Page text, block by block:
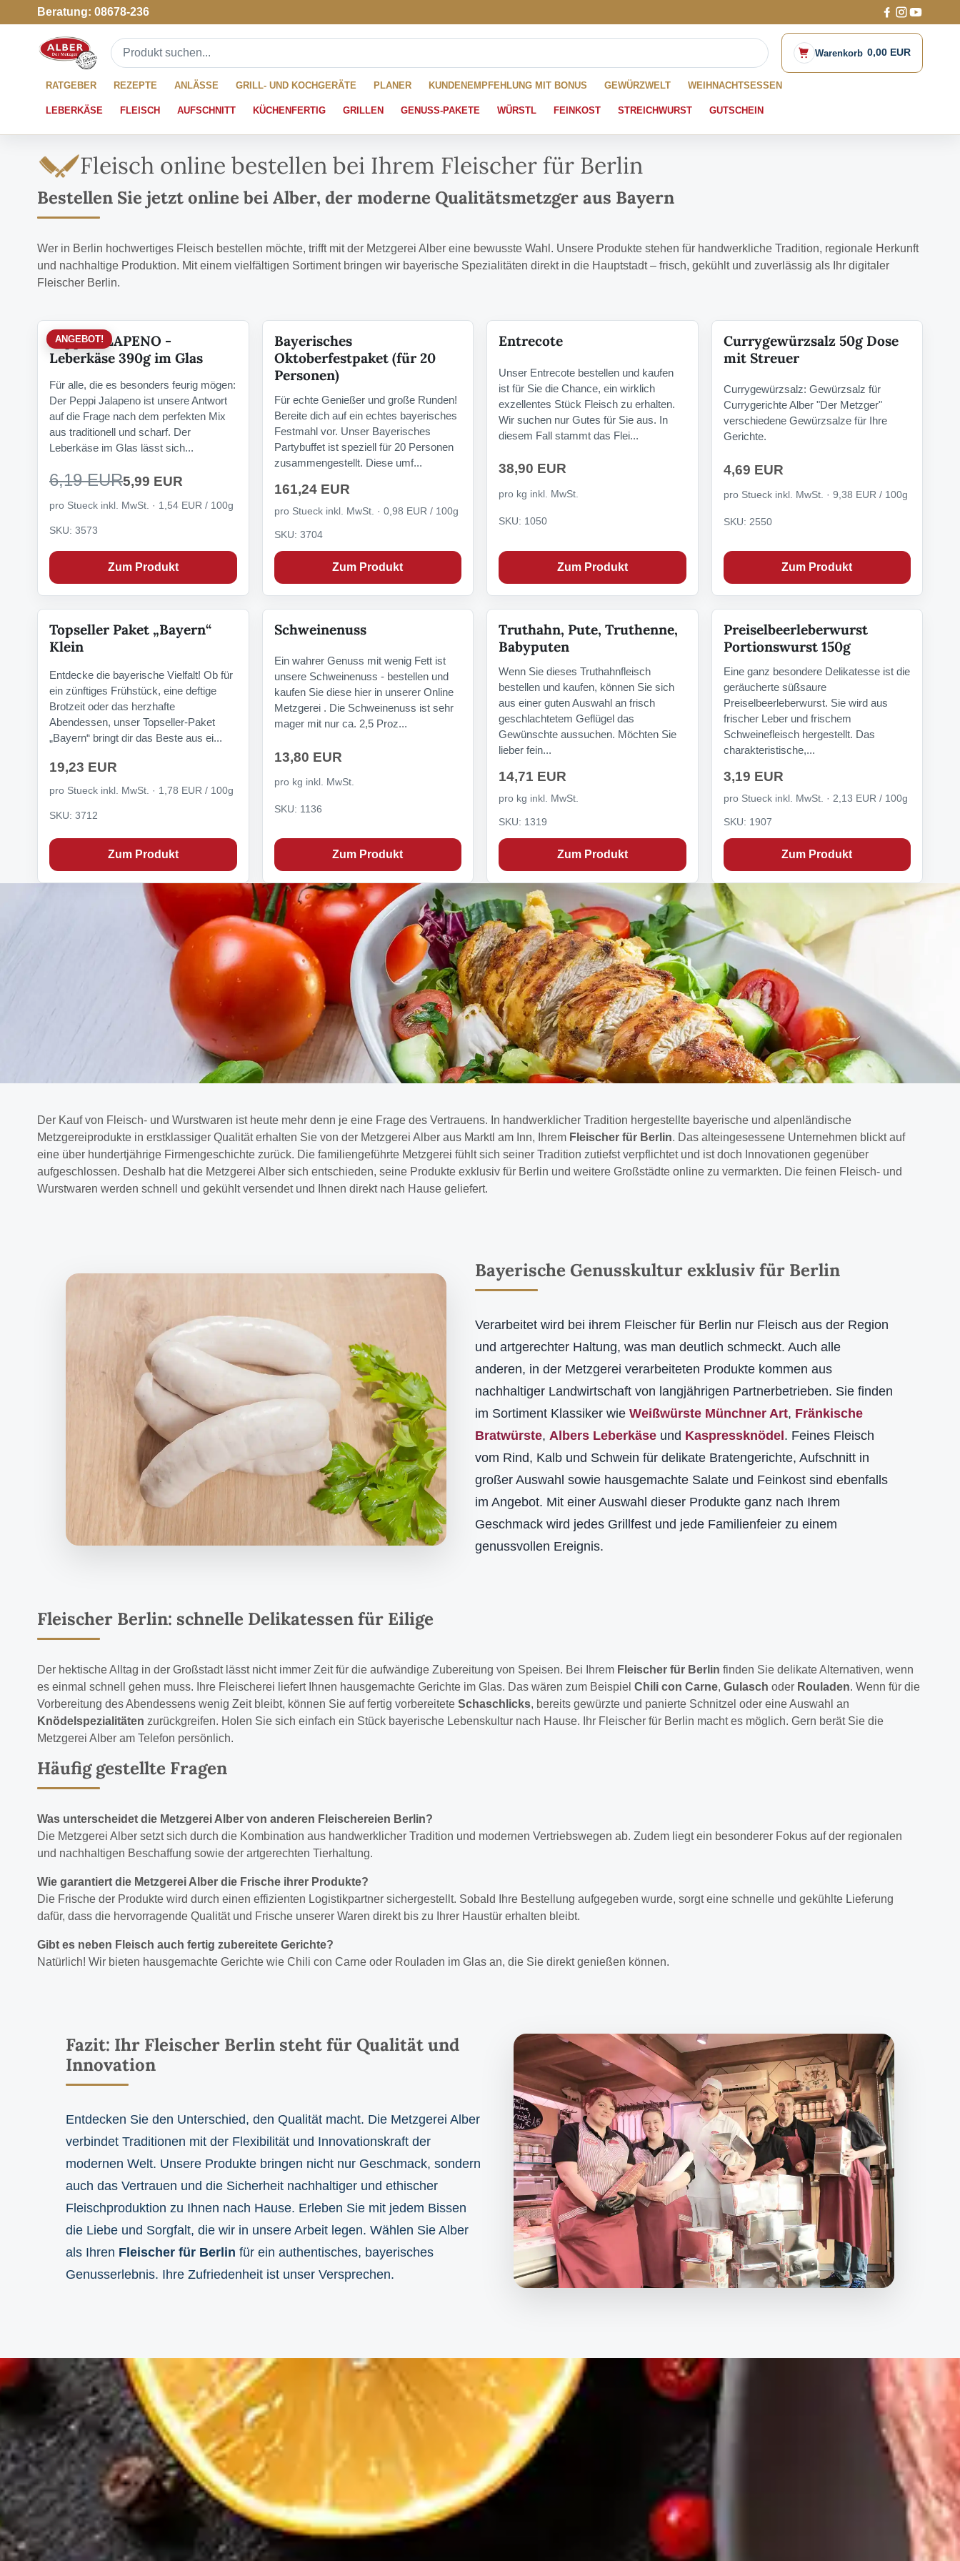
Beratung: 08678-236
Warenkorb 0,00 EUR
RATGEBER REZEPTE ANLÄSSE GRILL- UND KOCHGERÄTE PLANER KUNDENEMPFEHLUNG MIT BONUS GEWÜRZWELT WEIHNACHTSESSEN
LEBERKÄSE FLEISCH AUFSCHNITT KÜCHENFERTIG GRILLEN GENUSS-PAKETE WÜRSTL FEINKOST STREICHWURST GUTSCHEIN
Fleisch online bestellen bei Ihrem Fleischer für Berlin
Bestellen Sie jetzt online bei Alber, der moderne Qualitätsmetzger aus Bayern
Wer in Berlin hochwertiges Fleisch bestellen möchte, trifft mit der Metzgerei Alber eine bewusste Wahl. Unsere Produkte stehen für handwerkliche Tradition, regionale Herkunft
und nachhaltige Produktion. Mit einem vielfältigen Sortiment bringen wir bayerische Spezialitäten direkt in die Hauptstadt – frisch, gekühlt und zuverlässig als Ihr digitaler
Fleischer Berlin.
Peppi JALAPENO -
Leberkäse 390g im Glas
Für alle, die es besonders feurig mögen:
Der Peppi Jalapeno ist unsere Antwort
auf die Frage nach dem perfekten Mix
aus traditionell und scharf. Der
Leberkäse im Glas lässt sich...
ANGEBOT!
6,19 EUR5,99 EUR
pro Stueck inkl. MwSt. · 1,54 EUR / 100g
SKU: 3573
Zum Produkt
Bayerisches
Oktoberfestpaket (für 20
Personen)
Für echte Genießer und große Runden!
Bereite dich auf ein echtes bayerisches
Festmahl vor. Unser Bayerisches
Partybuffet ist speziell für 20 Personen
zusammengestellt. Diese umf...
161,24 EUR
pro Stueck inkl. MwSt. · 0,98 EUR / 100g
SKU: 3704
Zum Produkt
Entrecote
Unser Entrecote bestellen und kaufen
ist für Sie die Chance, ein wirklich
exzellentes Stück Fleisch zu erhalten.
Wir suchen nur Gutes für Sie aus. In
diesem Fall stammt das Flei...
38,90 EUR
pro kg inkl. MwSt.
SKU: 1050
Zum Produkt
Currygewürzsalz 50g Dose
mit Streuer
Currygewürzsalz: Gewürzsalz für
Currygerichte Alber "Der Metzger"
verschiedene Gewürzsalze für Ihre
Gerichte.
4,69 EUR
pro Stueck inkl. MwSt. · 9,38 EUR / 100g
SKU: 2550
Zum Produkt
Topseller Paket „Bayern“
Klein
Entdecke die bayerische Vielfalt! Ob für
ein zünftiges Frühstück, eine deftige
Brotzeit oder das herzhafte
Abendessen, unser Topseller-Paket
„Bayern“ bringt dir das Beste aus ei...
19,23 EUR
pro Stueck inkl. MwSt. · 1,78 EUR / 100g
SKU: 3712
Zum Produkt
Schweinenuss
Ein wahrer Genuss mit wenig Fett ist
unsere Schweinenuss - bestellen und
kaufen Sie diese hier in unserer Online
Metzgerei . Die Schweinenuss ist sehr
mager mit nur ca. 2,5 Proz...
13,80 EUR
pro kg inkl. MwSt.
SKU: 1136
Zum Produkt
Truthahn, Pute, Truthenne,
Babyputen
Wenn Sie dieses Truthahnfleisch
bestellen und kaufen, können Sie sich
aus einer guten Auswahl an frisch
geschlachtetem Geflügel das
Gewünschte aussuchen. Möchten Sie
lieber fein...
14,71 EUR
pro kg inkl. MwSt.
SKU: 1319
Zum Produkt
Preiselbeerleberwurst
Portionswurst 150g
Eine ganz besondere Delikatesse ist die
geräucherte süßsaure
Preiselbeerleberwurst. Sie wird aus
frischer Leber und frischem
Schweinefleisch hergestellt. Das
charakteristische,...
3,19 EUR
pro Stueck inkl. MwSt. · 2,13 EUR / 100g
SKU: 1907
Zum Produkt
Der Kauf von Fleisch- und Wurstwaren ist heute mehr denn je eine Frage des Vertrauens. In handwerklicher Tradition hergestellte bayerische und alpenländische
Metzgereiprodukte in erstklassiger Qualität erhalten Sie von der Metzgerei Alber aus Marktl am Inn, Ihrem Fleischer für Berlin. Das alteingesessene Unternehmen blickt auf
eine über hundertjährige Firmengeschichte zurück. Die familiengeführte Metzgerei fühlt sich seiner Tradition zutiefst verpflichtet und ist doch Innovationen gegenüber
aufgeschlossen. Deshalb hat die Metzgerei Alber sich entschieden, seine Produkte exklusiv für Berlin und weitere Großstädte online zu vermarkten. Die feinen Fleisch- und
Wurstwaren werden schnell und gekühlt versendet und Ihnen direkt nach Hause geliefert.
Bayerische Genusskultur exklusiv für Berlin
Verarbeitet wird bei ihrem Fleischer für Berlin nur Fleisch aus der Region
und artgerechter Haltung, was man deutlich schmeckt. Auch alle
anderen, in der Metzgerei verarbeiteten Produkte kommen aus
nachhaltiger Landwirtschaft von langjährigen Partnerbetrieben. Sie finden
im Sortiment Klassiker wieWeißwürste Münchner Art, Fränkische
Bratwürste,Albers Leberkäse und Kaspressknödel . Feines Fleisch
vom Rind, Kalb und Schwein für delikate Bratengerichte, Aufschnitt in
großer Auswahl sowie hausgemachte Salate und Feinkost sind ebenfalls
im Angebot. Mit einer Auswahl dieser Produkte ganz nach Ihrem
Geschmack wird jedes Grillfest und jede Familienfeier zu einem
genussvollen Ereignis.
Fleischer Berlin: schnelle Delikatessen für Eilige
Der hektische Alltag in der Großstadt lässt nicht immer Zeit für die aufwändige Zubereitung von Speisen. Bei Ihrem Fleischer für Berlin finden Sie delikate Alternativen, wenn
es einmal schnell gehen muss. Ihre Fleischerei liefert Ihnen hausgemachte Gerichte im Glas. Das wären zum Beispiel Chili con Carne, Gulasch oder Rouladen. Wenn für die
Vorbereitung des Abendessens wenig Zeit bleibt, können Sie auf fertig vorbereitete Schaschlicks, bereits gewürzte und panierte Schnitzel oder eine Auswahl an
Knödelspezialitäten zurückgreifen. Holen Sie sich einfach ein Stück bayerische Lebenskultur nach Hause. Ihr Fleischer für Berlin macht es möglich. Gern berät Sie die
Metzgerei Alber am Telefon persönlich.
Häufig gestellte Fragen
Was unterscheidet die Metzgerei Alber von anderen Fleischereien Berlin?
Die Metzgerei Alber setzt sich durch die Kombination aus handwerklicher Tradition und modernen Vertriebswegen ab. Zudem liegt ein besonderer Fokus auf der regionalen
und nachhaltigen Beschaffung sowie der artgerechten Tierhaltung.
Wie garantiert die Metzgerei Alber die Frische ihrer Produkte?
Die Frische der Produkte wird durch einen effizienten Logistikpartner sichergestellt. Sobald Ihre Bestellung aufgegeben wurde, sorgt eine schnelle und gekühlte Lieferung
dafür, dass die hervorragende Qualität und Frische unserer Waren direkt bis zu Ihrer Haustür erhalten bleibt.
Gibt es neben Fleisch auch fertig zubereitete Gerichte?
Natürlich! Wir bieten hausgemachte Gerichte wie Chili con Carne oder Rouladen im Glas an, die Sie direkt genießen können.
Fazit: Ihr Fleischer Berlin steht für Qualität und
Innovation
Entdecken Sie den Unterschied, den Qualität macht. Die Metzgerei Alber
verbindet Traditionen mit der Flexibilität und Innovationskraft der
modernen Welt. Unsere Produkte bringen nicht nur Geschmack, sondern
auch das Vertrauen und die Sicherheit nachhaltiger und ethischer
Fleischproduktion zu Ihnen nach Hause. Erleben Sie mit jedem Bissen
die Liebe und Sorgfalt, die wir in unsere Arbeit legen. Wählen Sie Alber
als Ihren Fleischer für Berlin für ein authentisches, bayerisches
Genusserlebnis. Ihre Zufriedenheit ist unser Versprechen.